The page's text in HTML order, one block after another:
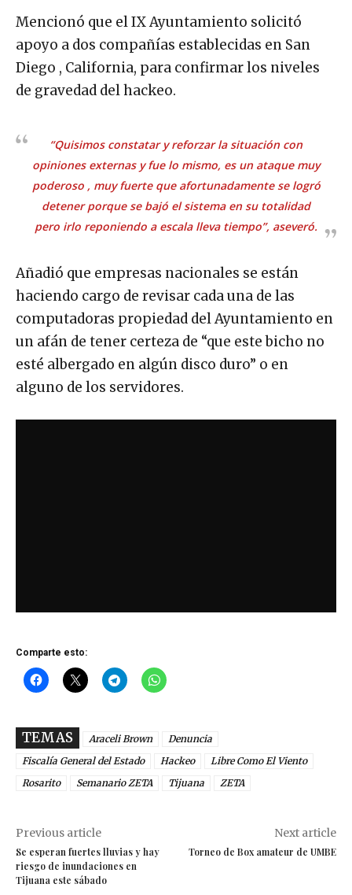
Mencionó que el IX Ayuntamiento solicitó
apoyo a dos compañías establecidas en San
Diego , California, para confirmar los niveles
de gravedad del hackeo.
“Quisimos constatar y reforzar la situación con
opiniones externas y fue lo mismo, es un ataque muy
poderoso , muy fuerte que afortunadamente se logró
detener porque se bajó el sistema en su totalidad
pero irlo reponiendo a escala lleva tiempo”, aseveró.
Añadió que empresas nacionales se están
haciendo cargo de revisar cada una de las
computadoras propiedad del Ayuntamiento en
un afán de tener certeza de “que este bicho no
esté albergado en algún disco duro” o en
alguno de los servidores.
Comparte esto:
TEMAS Araceli Brown
Denuncia
Fiscalía General del Estado
Hackeo
Libre Como El Viento
Rosarito
Semanario ZETA Tijuana ZETA
Previous article
Se esperan fuertes lluvias y hay
riesgo de inundaciones en
Tijuana este sábado
Next article
Torneo de Box amateur de UMBE